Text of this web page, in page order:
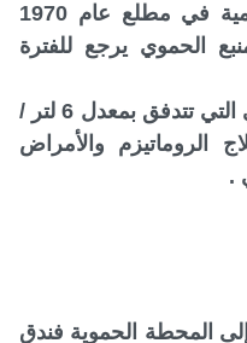
بدأ استغلال الحمام بصفة رسمية في مطلع عام 1970
الحموي يرجع للفترة
ينصح بالمياه الحموية لحمام ربي التي تتدفق بمعدل 6 لتر /
حرارة 46 °، لعلاج الروماتيزم والأمراض
.
المحطة الحموية فندق